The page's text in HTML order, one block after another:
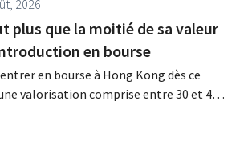
2026
plus que la moitié de sa valeur
en bourse
en bourse à Hong Kong dès ce
valorisation comprise entre 30 et 40